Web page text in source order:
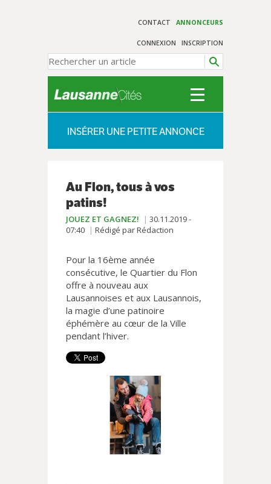
CONTACT ANNONCEURS
CONNEXION INSCRIPTION
INSÉRER UNE PETITE ANNONCE
Au Flon, tous à vos
patins!
JOUEZ ET GAGNEZ!
30.11.2019 -
07:40
Rédigé par Rédaction
Pour la 16ème année
consécutive, le Quartier du Flon
offre à nouveau aux
Lausannoises et aux Lausannois,
la magie d’une patinoire
éphémère au cœur de la Ville
pendant l’hiver.